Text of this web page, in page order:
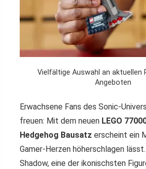
Vielfältige Auswahl an aktuellen
Angeboten
Erwachsene Fans des Sonic-
freuen: Mit dem neuen LEGO
Hedgehog Bausatz erscheint ein
Gamer-Herzen höherschlagen
Shadow, eine der ikonischsten